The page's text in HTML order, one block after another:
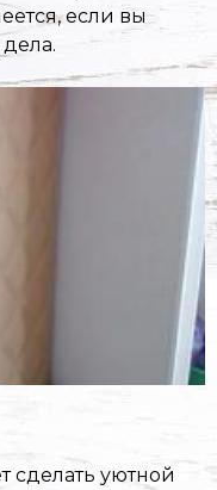
если вы
сделать уютной